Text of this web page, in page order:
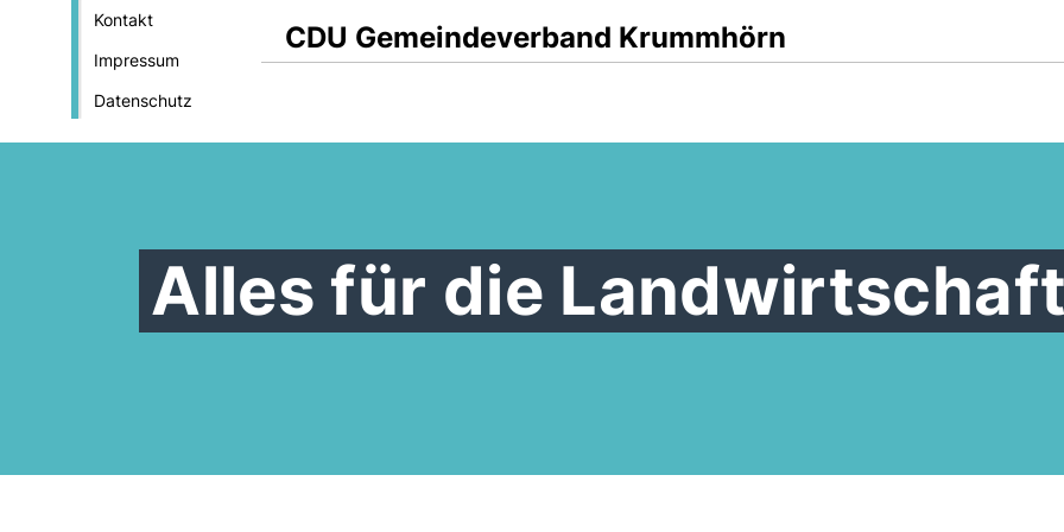
Kontakt
Impressum
Datenschutz
CDU Gemeindeverband Krummhörn
Alles für die